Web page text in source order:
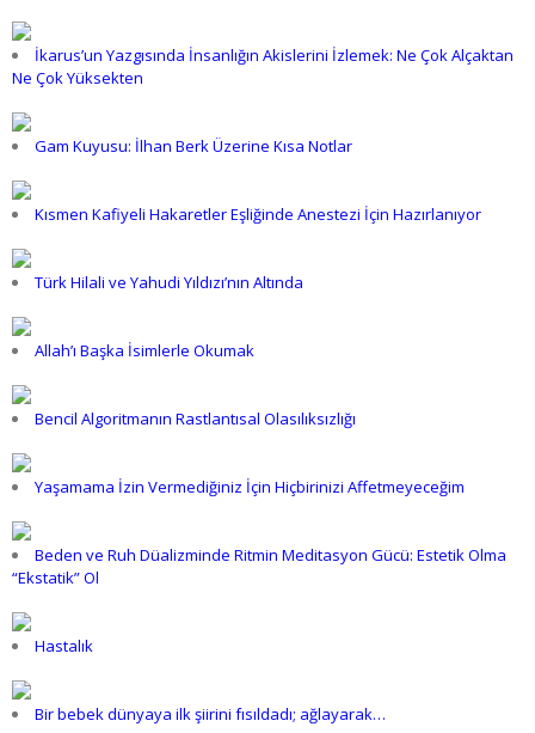
İkarus’un Yazgısında İnsanlığın Akislerini İzlemek: Ne Çok Alçaktan
Ne Çok Yüksekten
Gam Kuyusu: İlhan Berk Üzerine Kısa Notlar
Kısmen Kafiyeli Hakaretler Eşliğinde Anestezi İçin Hazırlanıyor
Türk Hilali ve Yahudi Yıldızı’nın Altında
Allah’ı Başka İsimlerle Okumak
Bencil Algoritmanın Rastlantısal Olasılıksızlığı
Yaşamama İzin Vermediğiniz İçin Hiçbirinizi Affetmeyeceğim
Beden ve Ruh Düalizminde Ritmin Meditasyon Gücü: Estetik Olma
“Ekstatik” Ol
Hastalık
Bir bebek dünyaya ilk şiirini fısıldadı; ağlayarak…